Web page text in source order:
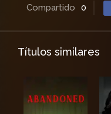
Compartido 0
Títulos similares